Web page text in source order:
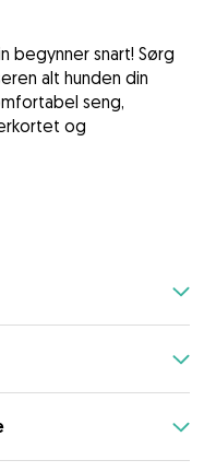
begynner snart! Sørg
alt hunden din
seng,
og